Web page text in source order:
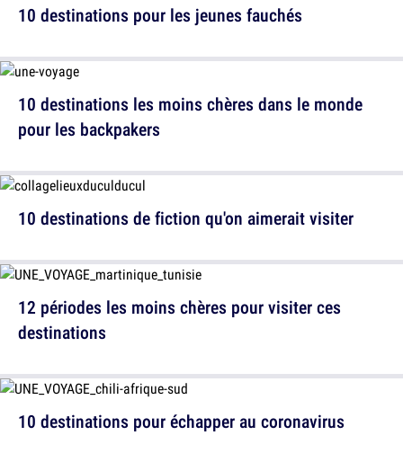
10 destinations pour les jeunes fauchés
10 destinations de fiction qu'on aimerait visiter
10 destinations pour échapper au coronavirus
10 destinations les moins chères dans le monde
pour les backpakers
12 périodes les moins chères pour visiter ces
destinations